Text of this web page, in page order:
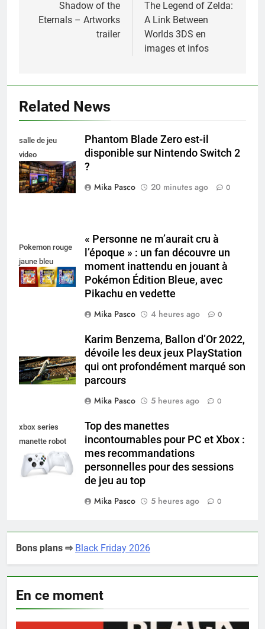
Shadow of the
Eternals – Artworks
trailer
The Legend of Zelda:
A Link Between
Worlds 3DS en
images et infos
Related News
salle de jeu
video
collectionneur
Phantom Blade Zero est-il
disponible sur Nintendo Switch 2
?
Mika Pasco
20 minutes ago 0
Pokemon rouge
jaune bleu
« Personne ne m’aurait cru à
l’époque » : un fan découvre un
moment inattendu en jouant à
Pokémon Édition Bleue, avec
Pikachu en vedette
Mika Pasco
4 heures ago 0
Karim Benzema, Ballon d’Or 2022,
dévoile les deux jeux PlayStation
qui ont profondément marqué son
parcours
Mika Pasco
5 heures ago 0
xbox series
manette robot
white
Top des manettes
incontournables pour PC et Xbox :
mes recommandations
personnelles pour des sessions
de jeu au top
Mika Pasco
5 heures ago 0
Bons plans ⇨ Black Friday 2026
En ce moment